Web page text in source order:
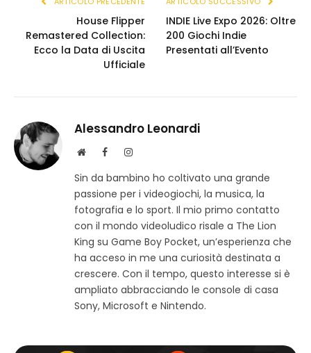
House Flipper
Remastered Collection:
Ecco la Data di Uscita
Ufficiale
INDIE Live Expo 2026: Oltre
200 Giochi Indie
Presentati all’Evento
Alessandro Leonardi
S
t
o
w
F
c
e
b
k
I
s
t
a
a
m
Sin da bambino ho coltivato una grande
passione per i videogiochi, la musica, la
fotografia e lo sport. Il mio primo contatto
con il mondo videoludico risale a The Lion
King su Game Boy Pocket, un’esperienza che
ha acceso in me una curiosità destinata a
crescere. Con il tempo, questo interesse si è
ampliato abbracciando le console di casa
Sony, Microsoft e Nintendo.